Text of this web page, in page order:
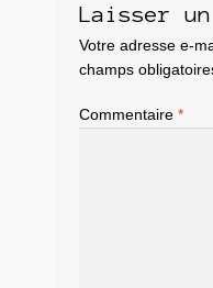
Laisser un
Votre adresse e-
champs
Commentaire *